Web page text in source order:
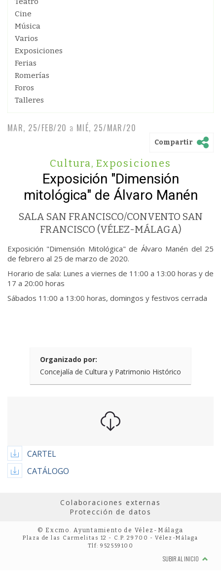
Cine
Música
Varios
Exposiciones
Ferias
Romerías
Foros
Talleres
MAR, 25/FEB/20 a MIÉ, 25/MAR/20
Compartir
Cultura, Exposiciones
Exposición "Dimensión
mitológica" de Álvaro Manén
SALA SAN FRANCISCO/CONVENTO SAN
FRANCISCO (VÉLEZ-MÁLAGA)
Exposición "Dimensión Mitológica" de Álvaro Manén del 25
de febrero al 25 de marzo de 2020.
Horario de sala: Lunes a viernes de 11:00 a 13:00 horas y de
17 a 20:00 horas
Sábados 11:00 a 13:00 horas, domingos y festivos cerrada
Organizado por:
Concejalía de Cultura y Patrimonio Histórico
CARTEL
CATÁLOGO
Colaboraciones externas
Protección de datos
© Excmo. Ayuntamiento de Vélez-Málaga
Plaza de las Carmelitas 12 - C.P. 29700 - Vélez-Málaga
Tlf: 952559100
SUBIR AL INICIO